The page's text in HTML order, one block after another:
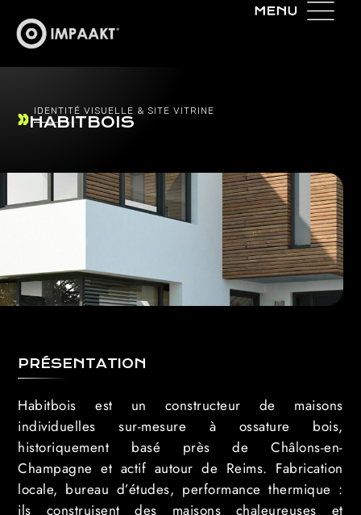
IDENTITÉ VISUELLE & SITE VITRINE
HABITBOIS
PRÉSENTATION
Habitbois est un constructeur de maisons
individuelles sur-mesure à ossature bois,
historiquement basé près de Châlons-en-
Champagne et actif autour de Reims. Fabrication
locale, bureau d’études, performance thermique :
ils construisent des maisons chaleureuses et